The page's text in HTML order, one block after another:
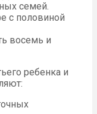
семей.
с половиной
восемь и
ребенка и